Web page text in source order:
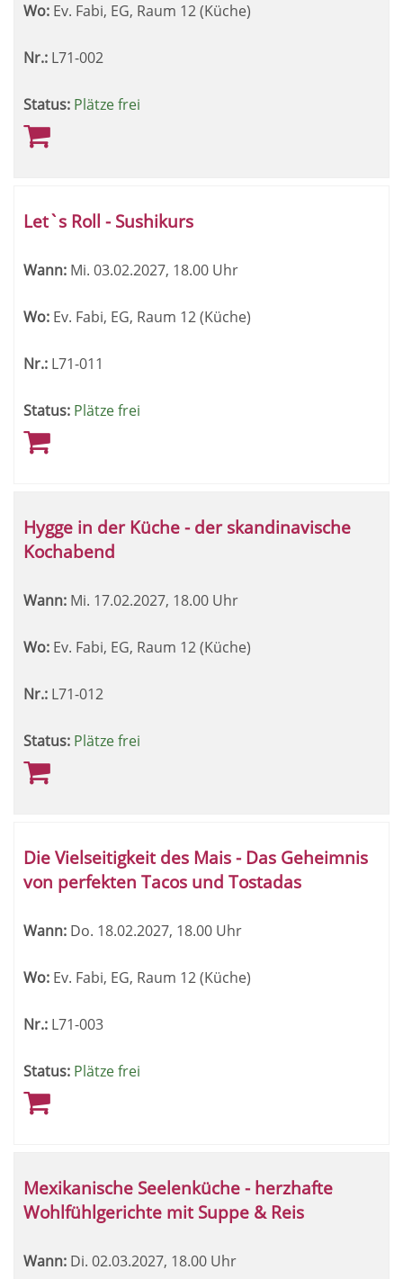
Wo: Ev. Fabi, EG, Raum 12 (Küche)
Nr.: L71-002
Status: Plätze frei
Let`s Roll - Sushikurs
Wann: Mi. 03.02.2027, 18.00 Uhr
Wo: Ev. Fabi, EG, Raum 12 (Küche)
Nr.: L71-011
Status: Plätze frei
Hygge in der Küche - der skandinavische
Kochabend
Wann: Mi. 17.02.2027, 18.00 Uhr
Wo: Ev. Fabi, EG, Raum 12 (Küche)
Nr.: L71-012
Status: Plätze frei
Die Vielseitigkeit des Mais - Das Geheimnis
von perfekten Tacos und Tostadas
Wann: Do. 18.02.2027, 18.00 Uhr
Wo: Ev. Fabi, EG, Raum 12 (Küche)
Nr.: L71-003
Status: Plätze frei
Mexikanische Seelenküche - herzhafte
Wohlfühlgerichte mit Suppe & Reis
Wann: Di. 02.03.2027, 18.00 Uhr